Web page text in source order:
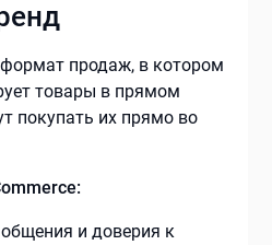
продаж, в котором
товары в прямом
покупать их прямо во
и доверия к